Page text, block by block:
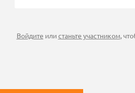
Войдите илистаньте участником,